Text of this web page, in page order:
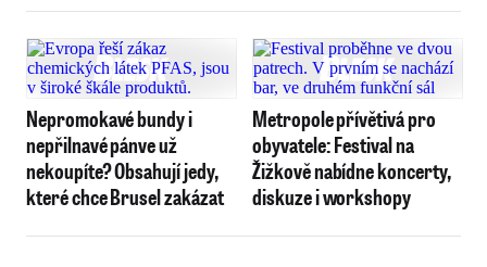
Nepromokavé bundy i
nepřilnavé pánve už
nekoupíte? Obsahují jedy,
které chce Brusel zakázat
Metropole přívětivá pro
obyvatele: Festival na
Žižkově nabídne koncerty,
diskuze i workshopy